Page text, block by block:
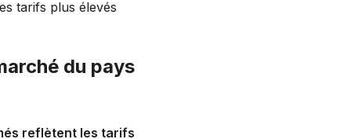
tarifs plus élevés
du pays
reflètent les tarifs